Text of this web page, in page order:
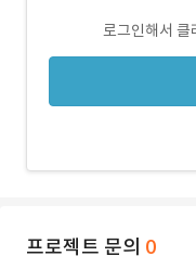
로그인해서 클
프로젝트 문의 0